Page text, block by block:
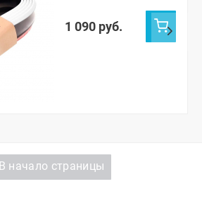
1 090 руб.
В начало страницы